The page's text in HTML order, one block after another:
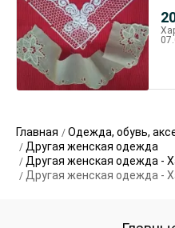
Главная Одежда, обувь,
Другая женская одежда
Другая женская одежда -
Другая женская одежда -